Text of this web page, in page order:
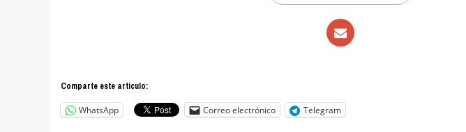
Comparte este articulo:
WhatsApp Correo electrónico Telegram